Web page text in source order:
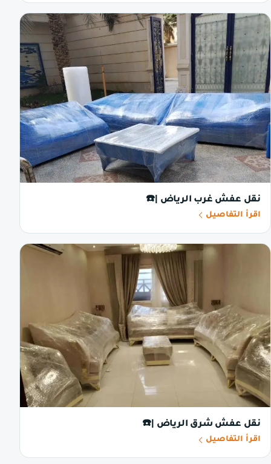
نقل عفش غرب الرياض |☎️
اقرأ التفاصيل
نقل عفش شرق الرياض |☎️
اقرأ التفاصيل